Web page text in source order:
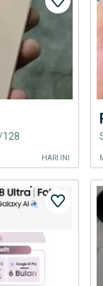
128
HARI INI